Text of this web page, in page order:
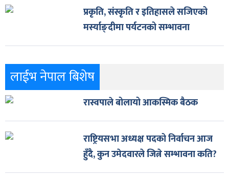
प्रकृति, संस्कृति र इतिहासले सजिएको
मर्स्याङ्दीमा पर्यटनको सम्भावना
लाईभ नेपाल बिशेष
रास्वपाले बोलायो आकस्मिक बैठक
राष्ट्रियसभा अध्यक्ष पदको निर्वाचन आज
हुँदै, कुन उमेदवारले जित्ने सम्भावना कति?